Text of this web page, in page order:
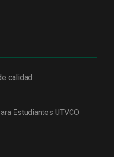
calidad
Estudiantes UTVCO